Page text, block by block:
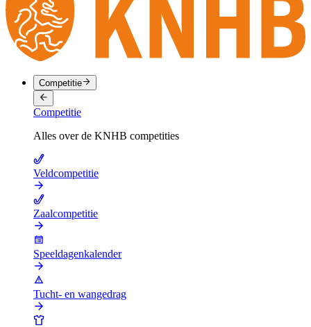
Competitie
Competitie
Alles over de KNHB competities
Veldcompetitie
Zaalcompetitie
Speeldagenkalender
Tucht- en wangedrag